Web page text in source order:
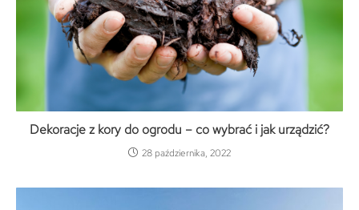
Dekoracje z kory do ogrodu – co wybrać i jak urządzić?
28 października, 2022